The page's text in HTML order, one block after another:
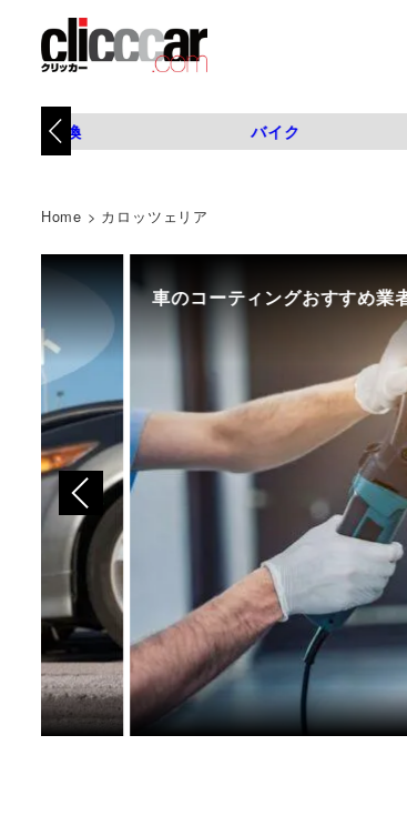
タイヤ交換 バイク
Home > カロッツェリア
車のコーティングおすすめ業